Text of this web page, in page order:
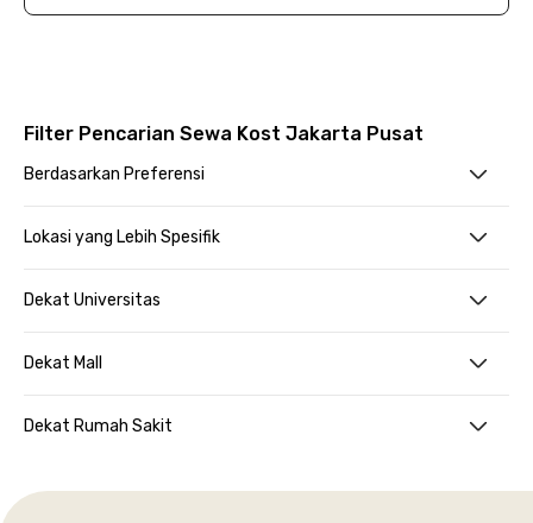
Filter Pencarian Sewa Kost Jakarta Pusat
Berdasarkan Preferensi
Lokasi yang Lebih Spesifik
Dekat Universitas
Dekat Mall
Dekat Rumah Sakit